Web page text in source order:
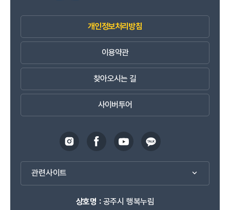
개인정보처리방침
이용약관
찾아오시는 길
사이버투어
관련사이트
상호명 :공주시 행복누림